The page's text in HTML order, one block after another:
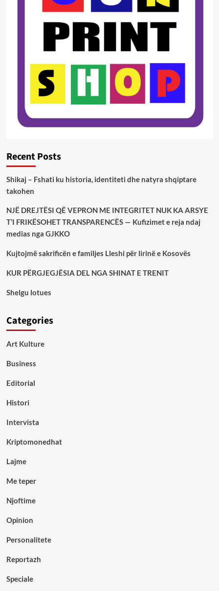
Recent Posts
Shikaj – Fshati ku historia, identiteti dhe natyra shqiptare
takohen
NJË DREJTËSI QË VEPRON ME INTEGRITET NUK KA ARSYE
T’I FRIKËSOHET TRANSPARENCËS — Kufizimet e reja ndaj
medias nga GJKKO
Kujtojmë sakrificën e familjes Lleshi për lirinë e Kosovës
KUR PËRGJEGJËSIA DEL NGA SHINAT E TRENIT
Shelgu lotues
Categories
Art Kulture
Business
Editorial
Histori
Intervista
Kriptomonedhat
Lajme
Me teper
Njoftime
Opinion
Personalitete
Reportazh
Speciale